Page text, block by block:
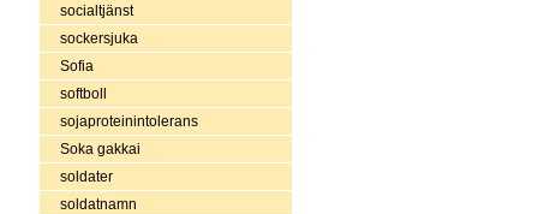
socialtjänst
sockersjuka
Sofia
softboll
sojaproteinintolerans
Soka gakkai
soldater
soldatnamn